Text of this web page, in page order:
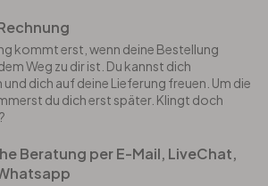
kommt erst, wenn deine Bestellung
Weg zu dir ist. Du kannst dich
dich auf deine Lieferung freuen. Um die
du dich erst später. Klingt doch
Beratung per E-Mail, LiveChat,